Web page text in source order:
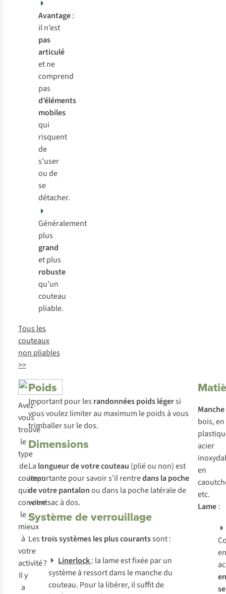
Avantage:
il n’est
pas
articulé
et ne
comprend
pas
d’éléments
mobiles
qui
risquent
de
s’user
ou de
se
détacher.
Généralement
plus
grand
et plus
robuste
qu’un
couteau
pliable.
Tous les
couteaux
non pliables
>>
Avez-
vous
trouvé
le
type
de
couteau
qui
convient
le
mieux
à
votre
activité ?
Il y
a
Poids
Important pour les randonnées poids légersi
vous voulez limiter au maximum le poids à vous
trimballer sur le dos.
Dimensions
La longueur de votre couteau (plié ou non) est
importante pour savoir s’il rentredans la poche
de votre pantalonou dans la poche latérale de
votre sac à dos.
Système de verrouillage
Lestrois systèmes les plus courantssont :
Linerlock: la lame est fixée par un
système à ressort dans le manche du
couteau. Pour la libérer, il suffit de
Manche
bois, en
acier
en
etc.
Lame:
en